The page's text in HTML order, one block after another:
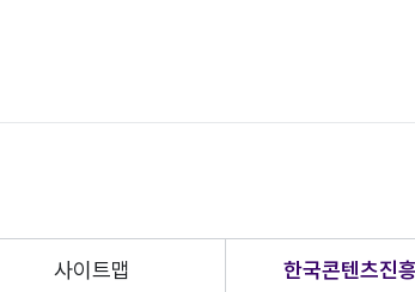
사이트맵 한국콘텐츠진